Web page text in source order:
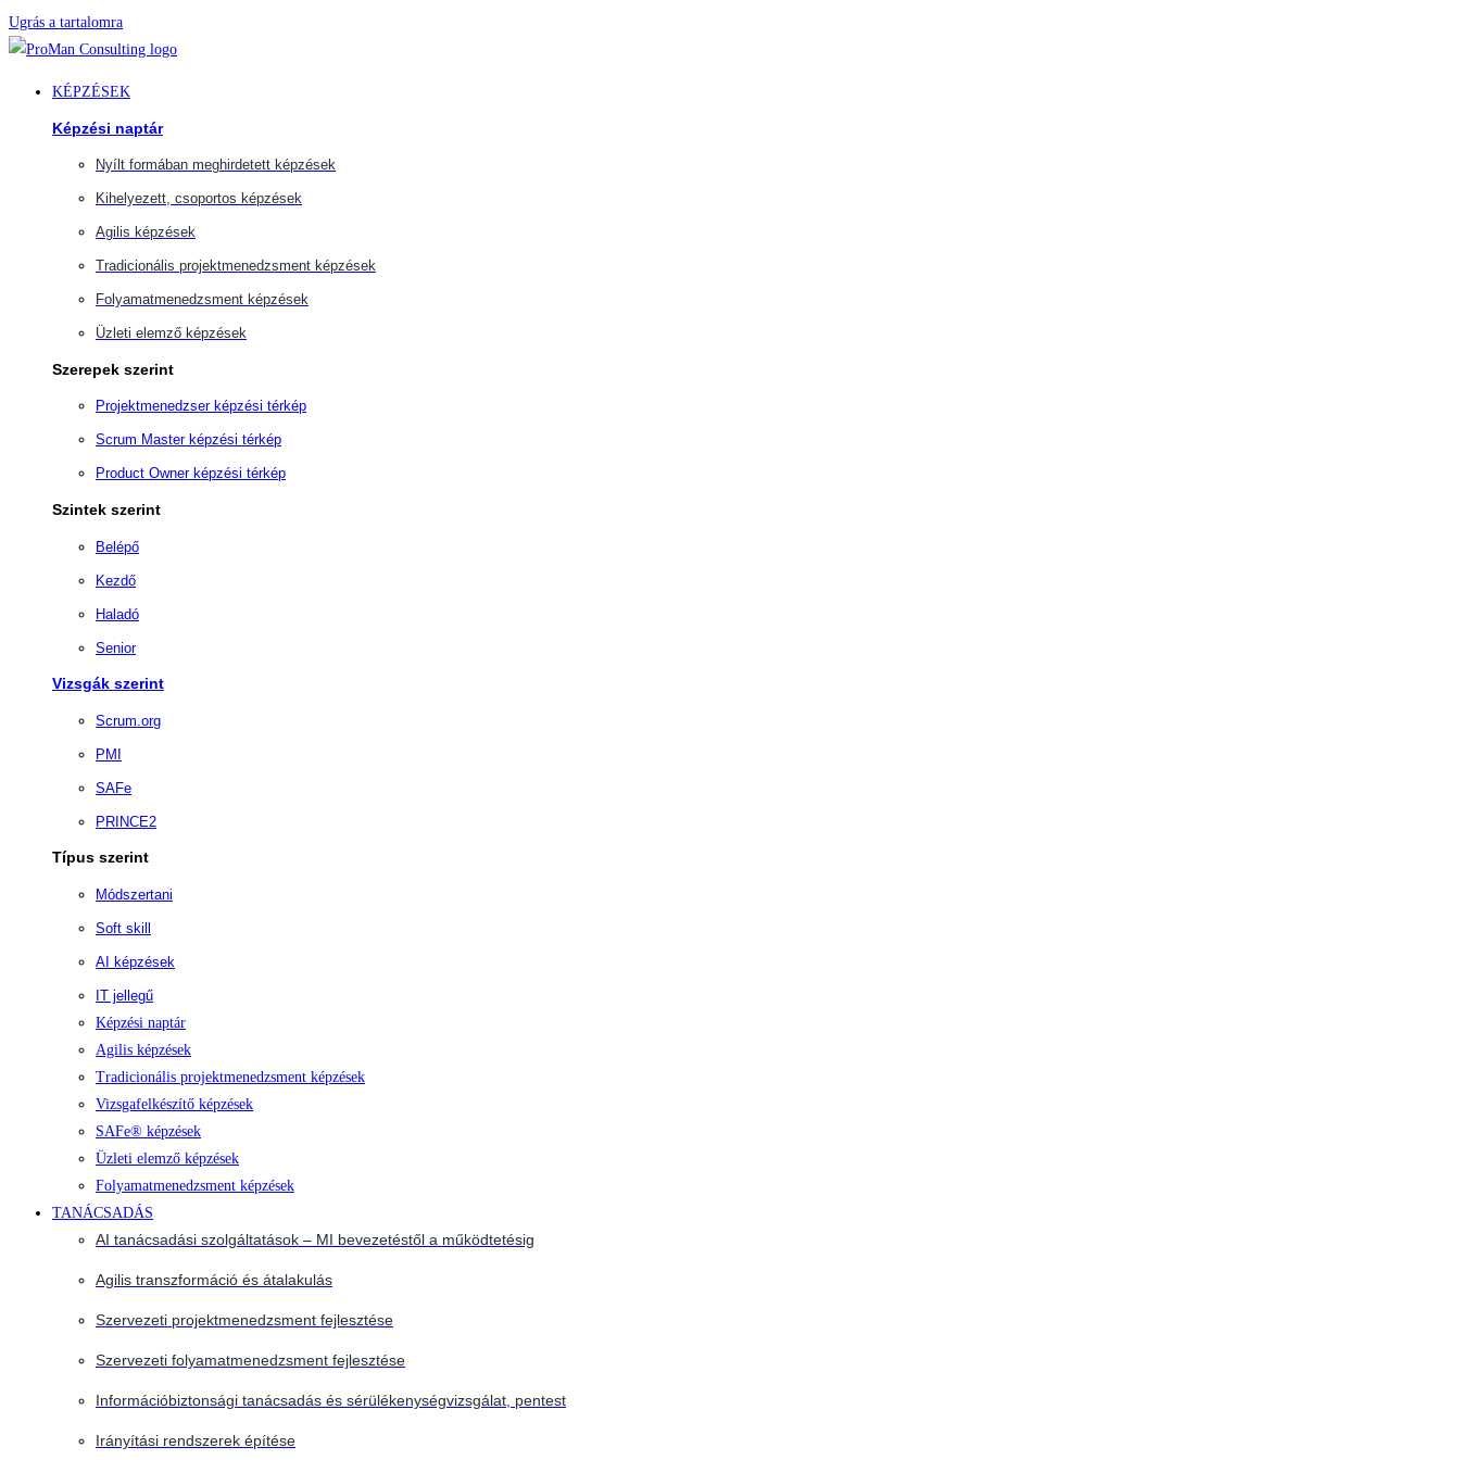
Ugrás a tartalomra
KÉPZÉSEK
Képzési naptár
Nyílt formában meghirdetett képzések
Kihelyezett, csoportos képzések
Agilis képzések
Tradicionális projektmenedzsment képzések
Folyamatmenedzsment képzések
Üzleti elemző képzések
Szerepek szerint
Projektmenedzser képzési térkép
Scrum Master képzési térkép
Product Owner képzési térkép
Szintek szerint
Belépő
Kezdő
Haladó
Senior
Vizsgák szerint
Scrum.org
PMI
SAFe
PRINCE2
Típus szerint
Módszertani
Soft skill
AI képzések
IT jellegű
Képzési naptár
Agilis képzések
Tradicionális projektmenedzsment képzések
Vizsgafelkészítő képzések
SAFe® képzések
Üzleti elemző képzések
Folyamatmenedzsment képzések
TANÁCSADÁS
AI tanácsadási szolgáltatások – MI bevezetéstől a működtetésig
Agilis transzformáció és átalakulás
Szervezeti projektmenedzsment fejlesztése
Szervezeti folyamatmenedzsment fejlesztése
Információbiztonsági tanácsadás és sérülékenységvizsgálat, pentest
Irányítási rendszerek építése